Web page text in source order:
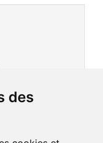
des
26 No 2 (avril
25 No 1